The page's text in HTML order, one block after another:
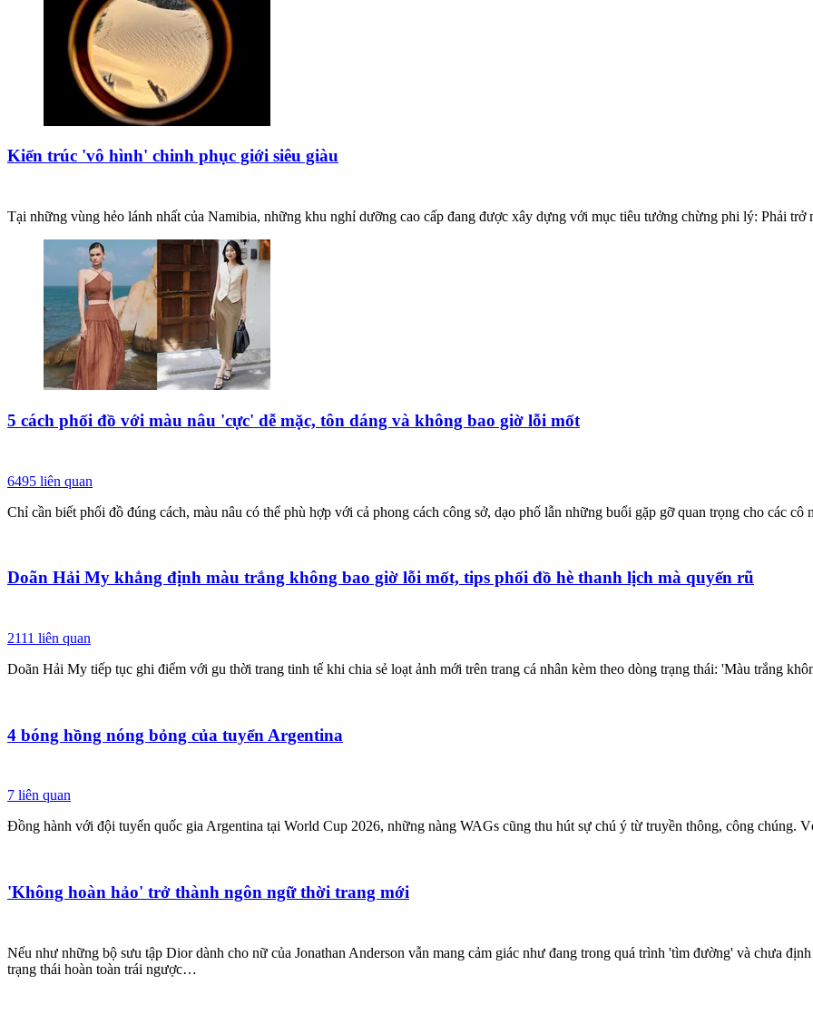
Kiến trúc 'vô hình' chinh phục giới siêu giàu
Tại những vùng hẻo lánh nhất của Namibia, những khu nghỉ dưỡng cao cấp đang được xây dựng với mục tiêu tưởng chừng phi lý: Phải trở
5 cách phối đồ với màu nâu 'cực' dễ mặc, tôn dáng và không bao giờ lỗi mốt
6495 liên quan
Chỉ cần biết phối đồ đúng cách, màu nâu có thể phù hợp với cả phong cách công sở, dạo phố lẫn những buổi gặp gỡ quan trọng cho các cô
Doãn Hải My khẳng định màu trắng không bao giờ lỗi mốt, tips phối đồ hè thanh lịch mà quyến rũ
2111 liên quan
Doãn Hải My tiếp tục ghi điểm với gu thời trang tinh tế khi chia sẻ loạt ảnh mới trên trang cá nhân kèm theo dòng trạng thái: 'Màu trắng
4 bóng hồng nóng bỏng của tuyển Argentina
7 liên quan
Đồng hành với đội tuyển quốc gia Argentina tại World Cup 2026, những nàng WAGs cũng thu hút sự chú ý từ truyền thông, công chúng.
'Không hoàn hảo' trở thành ngôn ngữ thời trang mới
Nếu như những bộ sưu tập Dior dành cho nữ của Jonathan Anderson vẫn mang cảm giác như đang trong quá trình 'tìm đường' và chưa
trạng thái hoàn toàn trái ngược…